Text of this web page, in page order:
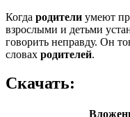
Когда родители умеют
взрослыми и детьми
говорить неправду. Он
словах родителей.
Скачать: